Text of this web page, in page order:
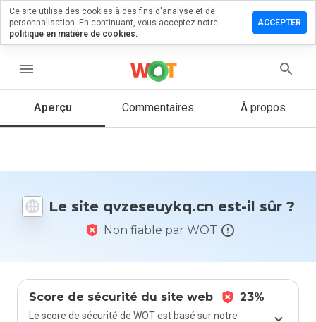
menu
Aperçu Commentaires À propos
Le site qvzeseuykq.cn est-il sûr ?
Non fiable par WOT
Score de sécurité du site web 23%
Le score de sécurité de WOT est basé sur notre
un
1 et 5
vous à ce
site ?
Ce site utilise des cookies à des fins d'analyse et de
personnalisation. En continuant, vous acceptez notre
politique en matière de cookies.
ACCEPTER